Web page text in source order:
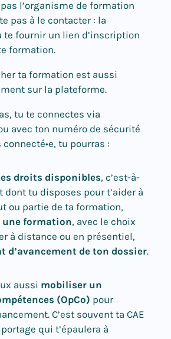
l’organisme de formation
pas à le contacter : la
te fournir un lien d’inscription
formation.
ta formation est aussi
sur la plateforme.
tu te connectes via
avec ton numéro de sécurité
tu pourras :
droits disponibles, c’est-à-
dont tu disposes pour t’aider à
ou partie de ta formation,
une formation, avec le choix
à distance ou en présentiel,
d’avancement de ton dossier.
aussi mobiliser un
(OpCo) pour
C’est souvent ta CAE
qui t’épaulera à